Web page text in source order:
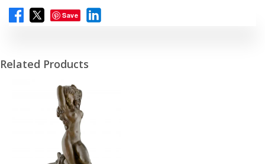
Save
Related Products